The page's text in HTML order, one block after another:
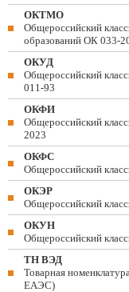
ОКТМО
Общероссийский
образований ОК 033-
ОКУД
Общероссийский
011-93
ОКФИ
Общероссийский
2023
ОКФС
Общероссийский
ОКЭР
Общероссийский
ОКУН
Общероссийский
ТН ВЭД
Товарная
ЕАЭС)